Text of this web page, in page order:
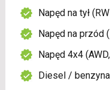
Napęd na tył
Napęd na przód
Napęd 4x4
Diesel /